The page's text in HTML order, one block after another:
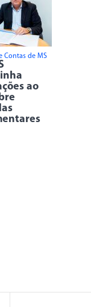
Contas de MS
ao